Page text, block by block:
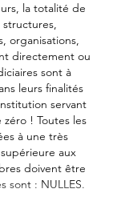
la totalité de
organisations,
directement ou
sont à
leurs finalités
servant
! Toutes les
à une très
aux
doivent être
sont : NULLES.